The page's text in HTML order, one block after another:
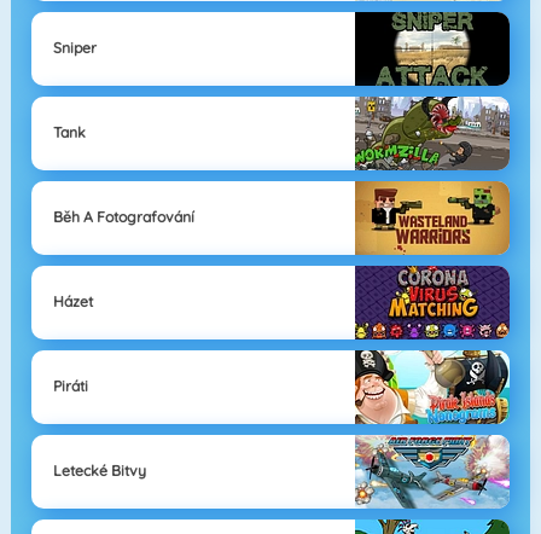
Sniper
Tank
Běh A Fotografování
Házet
Piráti
Letecké Bitvy